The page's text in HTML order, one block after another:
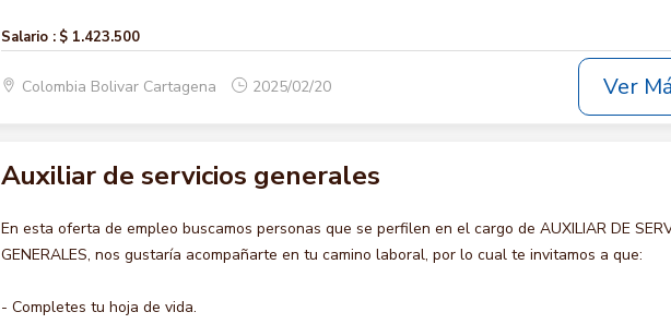
Salario : $ 1.423.500
Colombia Bolivar Cartagena 2025/02/20 Ver
Auxiliar de servicios generales
En esta oferta de empleo buscamos personas que se perfilen en el cargo de AUXILIAR DE
GENERALES, nos gustaría acompañarte en tu camino laboral, por lo cual te invitamos a que:
- Completes tu hoja de vida.